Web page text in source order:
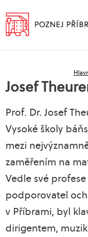
Josef
Prof. Dr. Josef
Vysoké školy
mezi
zaměřením na
Vedle své
podporovatel
v Příbrami, byl
dirigentem,